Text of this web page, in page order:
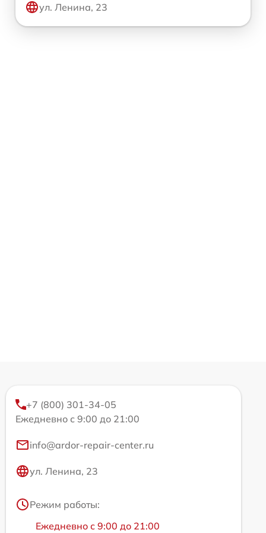
ул. Ленина, 23
+7 (800) 301-34-05
Ежедневно с 9:00 до 21:00
info@ardor-repair-center.ru
ул. Ленина, 23
Режим работы:
Ежедневно с 9:00 до 21:00